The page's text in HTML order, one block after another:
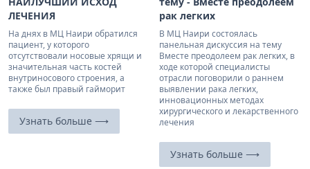
ЛЕЧЕНИЯ
На днях в МЦ Наири обратился
пациент, у которого
отсутствовали носовые хрящи и
значительная часть костей
внутриносового строения, а
также был правый гайморит
Узнать больше ⟶
рак легких
В МЦ Наири состоялась
панельная дискуссия на тему
Вместе преодолеем рак легких, в
ходе которой специалисты
отрасли поговорили о раннем
выявлении рака легких,
инновационных методах
хирургического и лекарственного
лечения
Узнать больше ⟶